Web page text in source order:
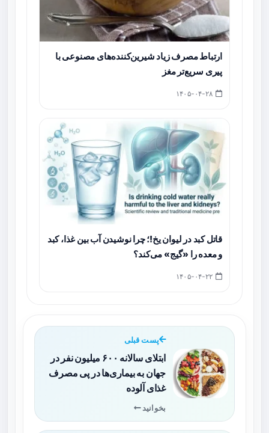
ارتباط مصرف زیاد شیرین‌کننده‌های مصنوعی با
پیری سریع‌تر مغز
قاتل کبد در لیوان یخ!؛ چرا نوشیدن آب بین غذا، کبد
و معده را «گیج» می‌کند؟
پست قبلی
ابتلای سالانه ۶۰۰ میلیون نفر در
جهان به بیماری‌ها در پی مصرف
غذای آلوده
بخوانید